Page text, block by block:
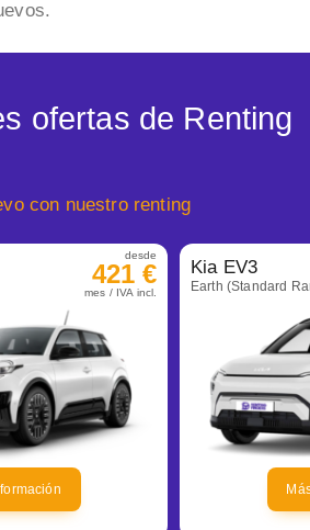
ofertas de Renting
con nuestro renting
desde
421 €
mes / IVA incl.
Kia EV3
Earth (Standard